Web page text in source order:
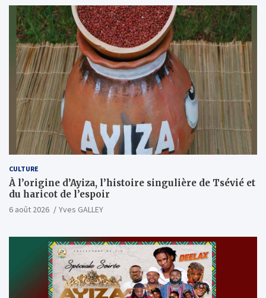
CULTURE
À l’origine d’Ayiza, l’histoire singulière de Tsévié et
du haricot de l’espoir
6 août 2026 Yves GALLEY